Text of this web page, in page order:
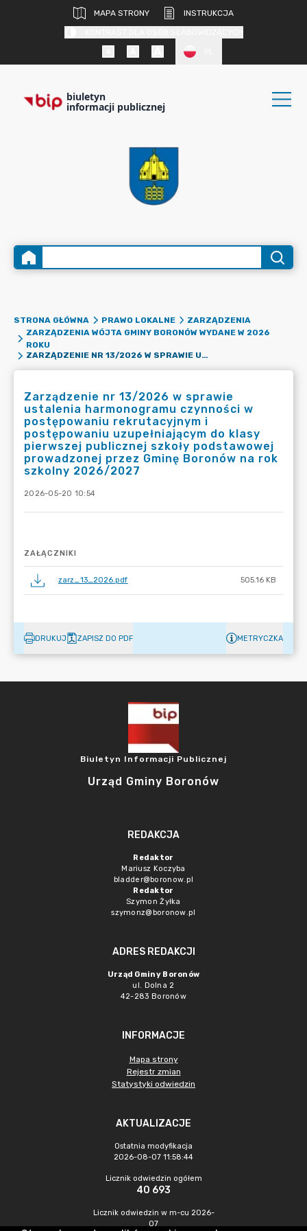
MAPA STRONY
INSTRUKCJA
biuletyn
informacji publicznej
STRONA GŁÓWNA PRAWO LOKALNE
ZARZĄDZENIA
ZARZĄDZENIA WÓJTA GMINY BORONÓW WYDANE W 2026
ROKU
ZARZĄDZENIE NR 13/2026 W SPRAWIE USTALENIA HARMONOGRAMU CZYNNOŚCI W POSTĘPOWANIU REKRUTACYJNYM I POSTĘPOWANIU UZUPEŁNIAJĄCYM DO KLASY PIERWSZEJ PUBLICZNEJ SZKOŁY PODSTAWOWEJ PROWADZONEJ PRZEZ GMINĘ BORONÓW NA ROK SZKOLNY 2026/2027
Zarządzenie nr 13/2026 w sprawie
ustalenia harmonogramu czynności w
postępowaniu rekrutacyjnym i
postępowaniu uzupełniającym do klasy
pierwszej publicznej szkoły podstawowej
prowadzonej przez Gminę Boronów na rok
szkolny 2026/2027
2026-05-20 10:54
ZAŁĄCZNIKI
zarz_13_2026.pdf 505.16 KB
DRUKUJ ZAPISZ DO PDF METRYCZKA
Biuletyn Informacji Publicznej
Urząd Gminy Boronów
REDAKCJA
Redaktor
Mariusz Koczyba
bladder@boronow.pl
Redaktor
Szymon Żyłka
szymonz@boronow.pl
ADRES REDAKCJI
Urząd Gminy Boronów
ul. Dolna 2
42-283 Boronów
INFORMACJE
Mapa strony
Rejestr zmian
Statystyki odwiedzin
AKTUALIZACJE
Ostatnia modyfikacja
2026-08-07 11:58:44
Licznik odwiedzin ogółem
40 693
Licznik odwiedzin w m-cu 2026-
07